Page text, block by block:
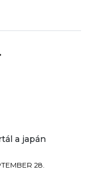
a japán
28.